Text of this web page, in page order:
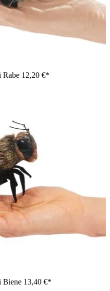
Rabe 12,20 €*
Biene 13,40 €*